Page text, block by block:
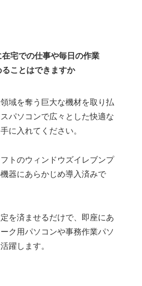
在宅での仕事や毎日の作業
ことはできますか
域を奪う巨大な機材を取り払
パソコンで広々とした快適な
に入れてください。
トのウィンドウズイレブンプ
器にあらかじめ導入済みで
を済ませるだけで、即座にあ
ク用パソコンや事務作業パソ
躍します。